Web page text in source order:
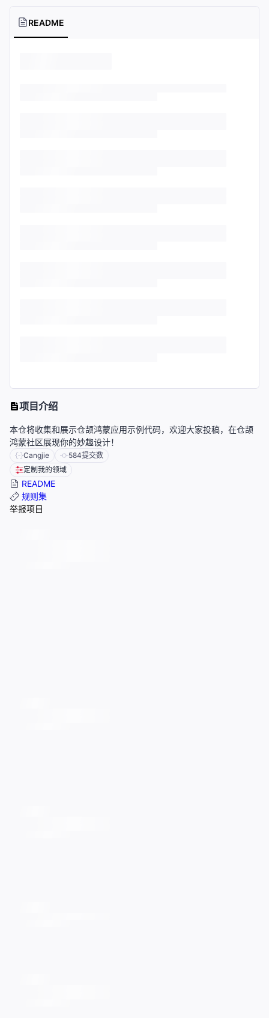
README
项目介绍
本仓将收集和展示仓颉鸿蒙应用示例代码，欢迎大家投稿，在仓颉
鸿蒙社区展现你的妙趣设计！
Cangjie 584提交数
定制我的领域
README
规则集
举报项目